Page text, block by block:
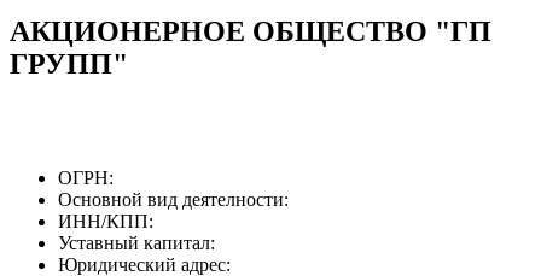
АКЦИОНЕРНОЕ ОБЩЕСТВО "ГП
ГРУПП"
ОГРН:
Основной вид деятелности:
ИНН/КПП:
Уставный капитал:
Юридический адрес: